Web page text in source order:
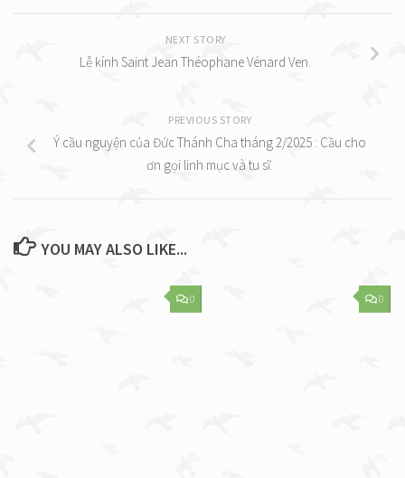
NEXT STORY
Lễ kính Saint Jean Théophane Vénard Ven.
PREVIOUS STORY
Ý cầu nguyện của Đức Thánh Cha tháng 2/2025 : Cầu cho
ơn gọi linh mục và tu sĩ.
YOU MAY ALSO LIKE...
0 0